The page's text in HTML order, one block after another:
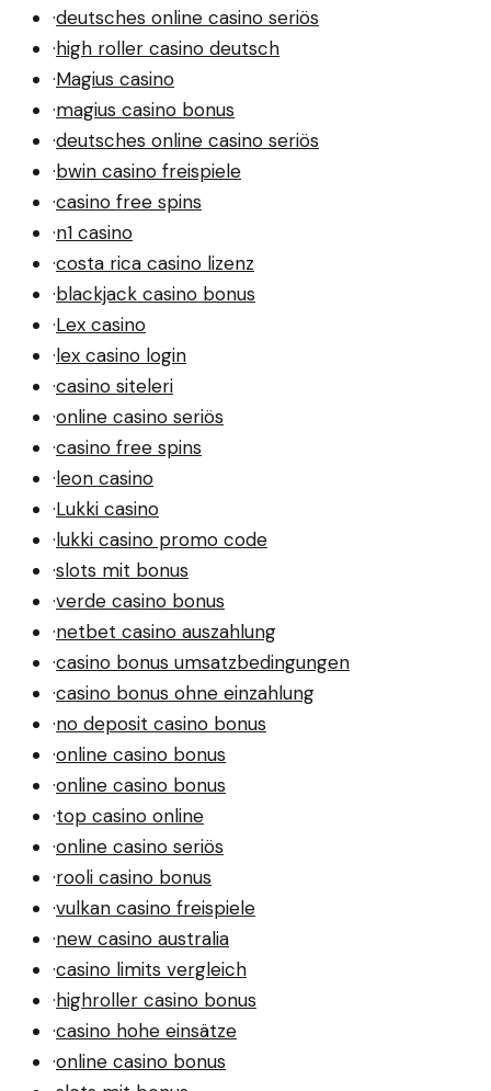
·deutsches online casino seriös
·high roller casino deutsch
·Magius casino
·magius casino bonus
·deutsches online casino seriös
·bwin casino freispiele
·casino free spins
·n1 casino
·costa rica casino lizenz
·blackjack casino bonus
·Lex casino
·lex casino login
·casino siteleri
·online casino seriös
·casino free spins
·leon casino
·Lukki casino
·lukki casino promo code
·slots mit bonus
·verde casino bonus
·netbet casino auszahlung
·casino bonus umsatzbedingungen
·casino bonus ohne einzahlung
·no deposit casino bonus
·online casino bonus
·online casino bonus
·top casino online
·online casino seriös
·rooli casino bonus
·vulkan casino freispiele
·new casino australia
·casino limits vergleich
·highroller casino bonus
·casino hohe einsätze
·online casino bonus